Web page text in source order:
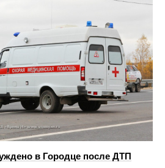
в Городце после ДТП